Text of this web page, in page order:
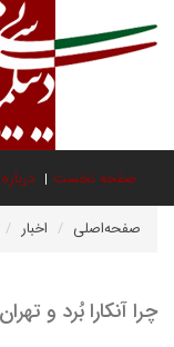
صفحه نخست
صفحه‌اصلی اخبار
چرا آنکارا بُرد و